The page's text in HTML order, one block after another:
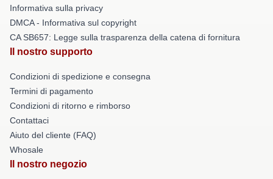
Informativa sulla privacy
DMCA - Informativa sul copyright
CA SB657: Legge sulla trasparenza della catena di fornitura
Il nostro supporto
Condizioni di spedizione e consegna
Termini di pagamento
Condizioni di ritorno e rimborso
Contattaci
Aiuto del cliente (FAQ)
Whosale
Il nostro negozio